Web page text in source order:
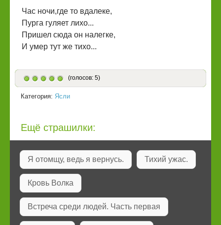
Час ночи,где то вдалеке,
Пурга гуляет лихо...
Пришел сюда он налегке,
И умер тут же тихо...
(голосов: 5)
Категория: Ясли
Ещё страшилки:
Я отомщу, ведь я вернусь. Тихий ужас.
Кровь Волка
Встреча среди людей. Часть первая